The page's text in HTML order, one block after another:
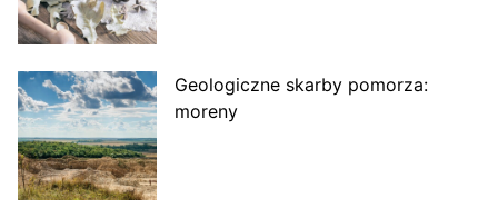
Geologiczne skarby pomorza:
moreny